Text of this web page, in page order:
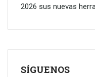
2026 sus nuevas
SÍGUENOS